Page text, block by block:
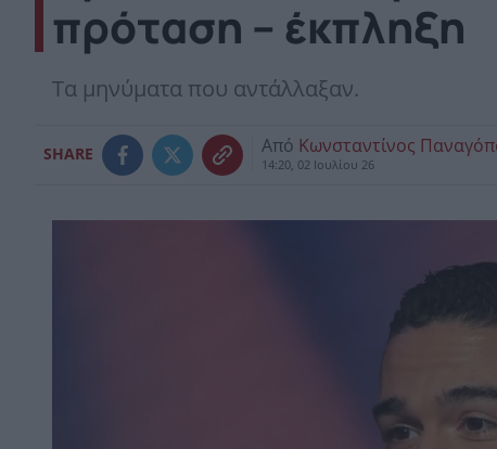
πρόταση – έκπληξη
Τα μηνύματα που αντάλλαξαν.
SHARE Από Κωνσταντίνος
14:20, 02 Ιουλίου 26